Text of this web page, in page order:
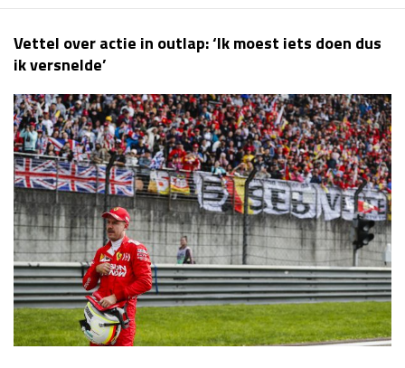
Race
zo 15:00 - 17:00
GP AZERBEIDZJAN 2026 24 - 26 sep
Kwalificatie
vr 14:00 - 15:00
Race
za 13:00 - 15:00
GP SINGAPORE 2026 09 - 11 okt
Kwalificatie
za 15:00 - 16:00
Race
zo 14:00 - 16:00
GP VERENIGDE STATEN 2026 23 - 25 okt
Vettel over actie in outlap: ‘Ik moest iets doen dus
ik versnelde’